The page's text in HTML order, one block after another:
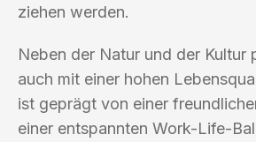
ziehen werden.
Neben der Natur und der Kultur
auch mit einer hohen
ist geprägt von einer
einer entspannten Work-Life-